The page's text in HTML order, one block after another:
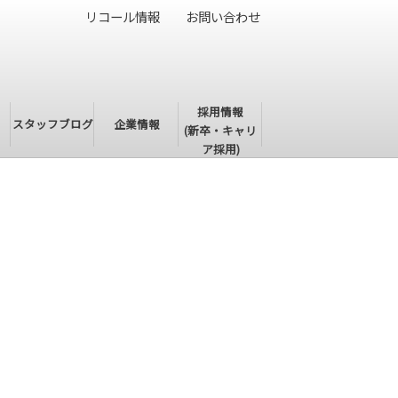
スタッフブログ 企業情報
採用情報
(新卒・キャリ
ア採用)
リコール情報 お問い合わせ